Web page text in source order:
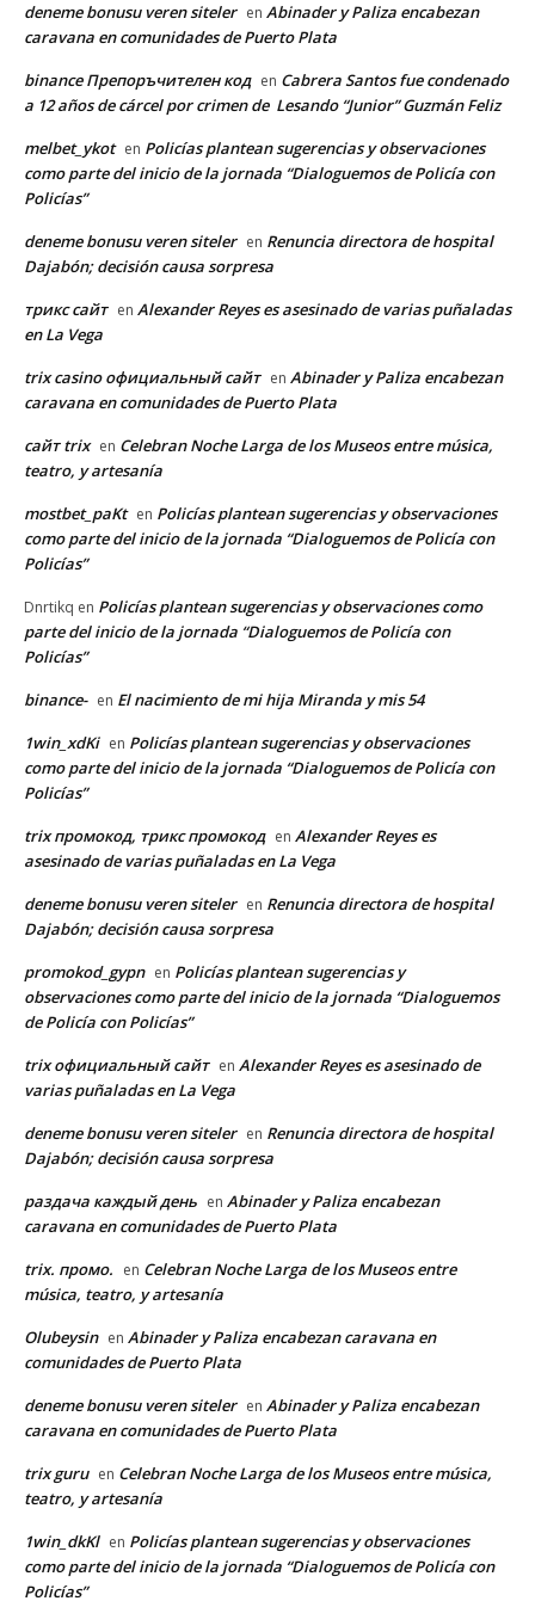
deneme bonusu veren siteler en Abinader y Paliza encabezan
caravana en comunidades de Puerto Plata
binance Препоръчителен код en Cabrera Santos fue condenado
a 12 años de cárcel por crimen de Lesando “Junior” Guzmán Feliz
melbet_ykot en Policías plantean sugerencias y observaciones
como parte del inicio de la jornada “Dialoguemos de Policía con
Policías”
deneme bonusu veren siteler en Renuncia directora de hospital
Dajabón; decisión causa sorpresa
трикс сайт en Alexander Reyes es asesinado de varias puñaladas
en La Vega
trix casino официальный сайт en Abinader y Paliza encabezan
caravana en comunidades de Puerto Plata
сайт trix en Celebran Noche Larga de los Museos entre música,
teatro, y artesanía
mostbet_paKt en Policías plantean sugerencias y observaciones
como parte del inicio de la jornada “Dialoguemos de Policía con
Policías”
Dnrtikq en Policías plantean sugerencias y observaciones como
parte del inicio de la jornada “Dialoguemos de Policía con
Policías”
binance- en El nacimiento de mi hija Miranda y mis 54
1win_xdKi en Policías plantean sugerencias y observaciones
como parte del inicio de la jornada “Dialoguemos de Policía con
Policías”
trix промокод, трикс промокод en Alexander Reyes es
asesinado de varias puñaladas en La Vega
deneme bonusu veren siteler en Renuncia directora de hospital
Dajabón; decisión causa sorpresa
promokod_gypn en Policías plantean sugerencias y
observaciones como parte del inicio de la jornada “Dialoguemos
de Policía con Policías”
trix официальный сайт en Alexander Reyes es asesinado de
varias puñaladas en La Vega
deneme bonusu veren siteler en Renuncia directora de hospital
Dajabón; decisión causa sorpresa
раздача каждый день en Abinader y Paliza encabezan
caravana en comunidades de Puerto Plata
trix. промо. en Celebran Noche Larga de los Museos entre
música, teatro, y artesanía
Olubeysin en Abinader y Paliza encabezan caravana en
comunidades de Puerto Plata
deneme bonusu veren siteler en Abinader y Paliza encabezan
caravana en comunidades de Puerto Plata
trix guru en Celebran Noche Larga de los Museos entre música,
teatro, y artesanía
1win_dkKl en Policías plantean sugerencias y observaciones
como parte del inicio de la jornada “Dialoguemos de Policía con
Policías”